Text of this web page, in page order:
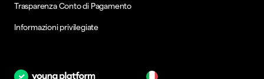
Trasparenza Conto di Pagamento
Informazioni privilegiate